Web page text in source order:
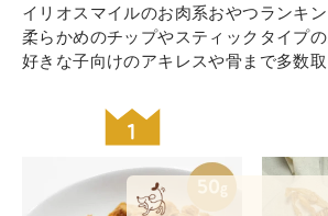
イリオスマイルのお肉系おやつランキン
柔らかめのチップやスティックタイプ
好きな子向けのアキレスや骨まで多数取